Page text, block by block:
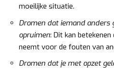
moeilijke situatie.
Dromen dat iemand anders
opruimen: Dit kan
neemt voor de fouten van
Dromen dat je met opzet